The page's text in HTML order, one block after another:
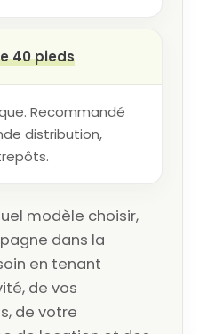
40 pieds
Recommandé
distribution,
modèle choisir,
dans la
en tenant
de vos
de votre